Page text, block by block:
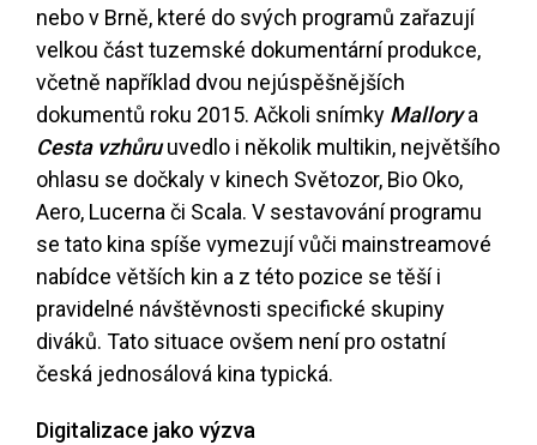
nebo v Brně, které do svých programů zařazují
velkou část tuzemské dokumentární produkce,
včetně například dvou nejúspěšnějších
dokumentů roku 2015. Ačkoli snímky Mallorya
Cesta vzhůruuvedlo i několik multikin, největšího
ohlasu se dočkaly v kinech Světozor, Bio Oko,
Aero, Lucerna či Scala. V sestavování programu
se tato kina spíše vymezují vůči mainstreamové
nabídce větších kin a z této pozice se těší i
pravidelné návštěvnosti specifické skupiny
diváků. Tato situace ovšem není pro ostatní
česká jednosálová kina typická.
Digitalizace jako výzva